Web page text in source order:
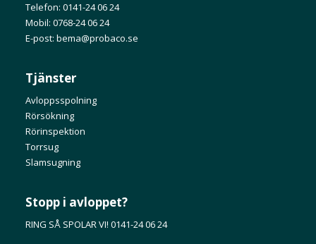
Telefon: 0141-24 06 24
Mobil: 0768-24 06 24
E-post: bema@probaco.se
Tjänster
Avloppsspolning
Rörsökning
Rörinspektion
Torrsug
Slamsugning
Stopp i avloppet?
RING SÅ SPOLAR VI! 0141-24 06 24